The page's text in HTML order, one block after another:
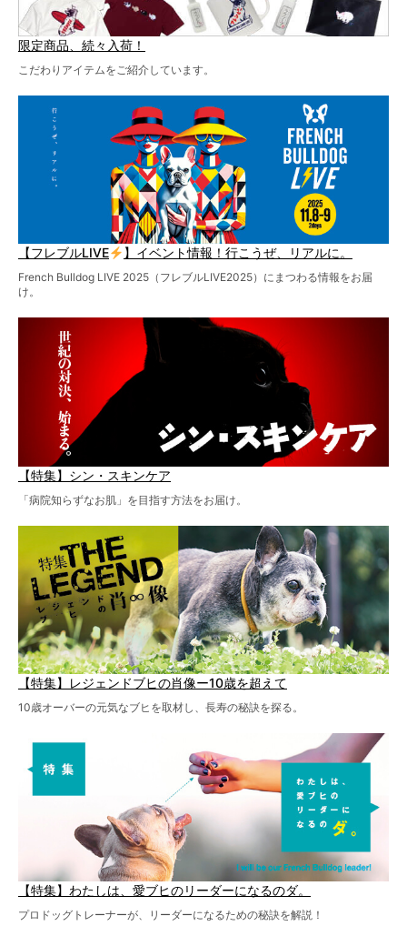
限定商品、続々入荷！
こだわりアイテムをご紹介しています。
【フレブルLIVE 】イベント情報！行こうぜ、リアルに。
French Bulldog LIVE 2025（フレブルLIVE2025）にまつわる情報をお届
け。
【特集】シン・スキンケア
「病院知らずなお肌」を目指す方法をお届け。
【特集】レジェンドブヒの肖像ー10歳を超えて
10歳オーバーの元気なブヒを取材し、長寿の秘訣を探る。
【特集】わたしは、愛ブヒのリーダーになるのダ。
プロドッグトレーナーが、リーダーになるための秘訣を解説！